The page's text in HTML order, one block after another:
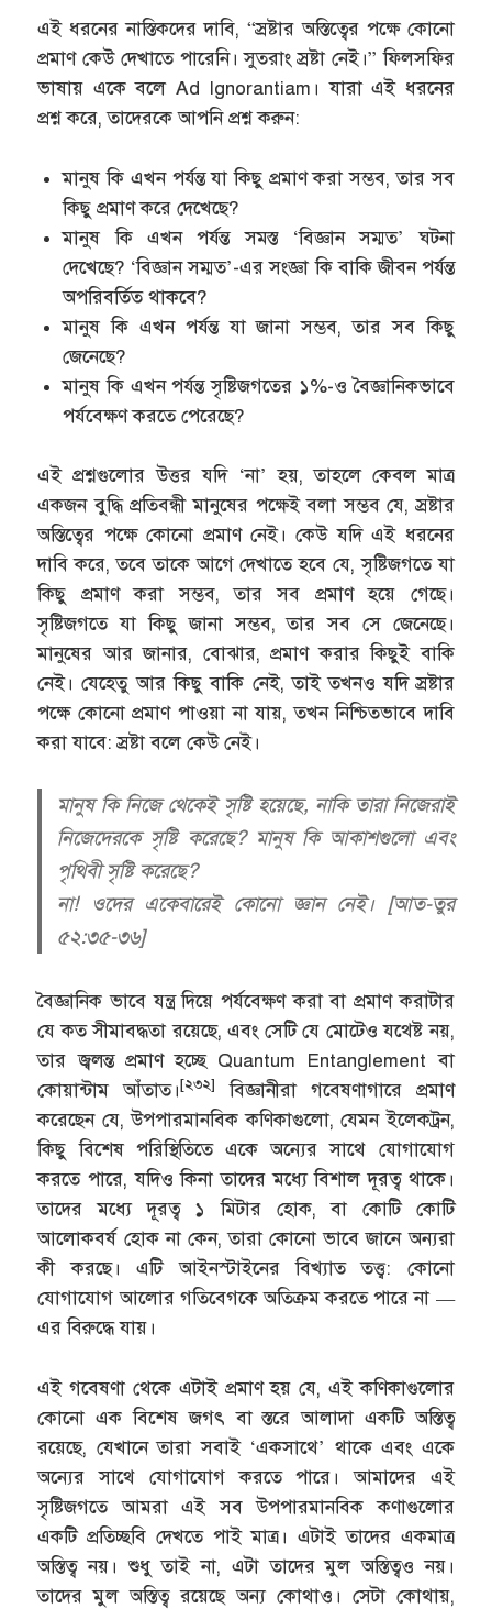
এই ধরনের নাস্তিকদের দাবি, “স্রষ্টার অস্তিত্বের পক্ষে কোনো
প্রমাণ কেউ দেখাতে পারেনি। সুতরাং স্রষ্টা নেই।” ফিলসফির
ভাষায় একে বলে Ad Ignorantiam। যারা এই ধরনের
প্রশ্ন করে, তাদেরকে আপনি প্রশ্ন করুন:
মানুষ কি এখন পর্যন্ত যা কিছু প্রমাণ করা সম্ভব, তার সব
কিছু প্রমাণ করে দেখেছে?
মানুষ কি এখন পর্যন্ত সমস্ত ‘বিজ্ঞান সম্মত’ ঘটনা
দেখেছে? ‘বিজ্ঞান সম্মত’-এর সংজ্ঞা কি বাকি জীবন পর্যন্ত
অপরিবর্তিত থাকবে?
মানুষ কি এখন পর্যন্ত যা জানা সম্ভব, তার সব কিছু
জেনেছে?
মানুষ কি এখন পর্যন্ত সৃষ্টিজগতের ১%-ও বৈজ্ঞানিকভাবে
পর্যবেক্ষণ করতে পেরেছে?
এই প্রশ্নগুলোর উত্তর যদি ‘না’ হয়, তাহলে কেবল মাত্র
একজন বুদ্ধি প্রতিবন্ধী মানুষের পক্ষেই বলা সম্ভব যে, স্রষ্টার
অস্তিত্বের পক্ষে কোনো প্রমাণ নেই। কেউ যদি এই ধরনের
দাবি করে, তবে তাকে আগে দেখাতে হবে যে, সৃষ্টিজগতে যা
কিছু প্রমাণ করা সম্ভব, তার সব প্রমাণ হয়ে গেছে।
সৃষ্টিজগতে যা কিছু জানা সম্ভব, তার সব সে জেনেছে।
মানুষের আর জানার, বোঝার, প্রমাণ করার কিছুই বাকি
নেই। যেহেতু আর কিছু বাকি নেই, তাই তখনও যদি স্রষ্টার
পক্ষে কোনো প্রমাণ পাওয়া না যায়, তখন নিশ্চিতভাবে দাবি
করা যাবে: স্রষ্টা বলে কেউ নেই।
মানুষ কি নিজে থেকেই সৃষ্টি হয়েছে, নাকি তারা নিজেরাই
নিজেদেরকে সৃষ্টি করেছে? মানুষ কি আকাশগুলো এবং
পৃথিবী সৃষ্টি করেছে?
না! ওদের একেবারেই কোনো জ্ঞান নেই। [আত-তুর
৫২:৩৫-৩৬]
বৈজ্ঞানিক ভাবে যন্ত্র দিয়ে পর্যবেক্ষণ করা বা প্রমাণ করাটার
যে কত সীমাবদ্ধতা রয়েছে, এবং সেটি যে মোটেও যথেষ্ট নয়,
তার জ্বলন্ত প্রমাণ হচ্ছে Quantum Entanglement বা
কোয়ান্টাম আঁতাত।[২৩২]
বিজ্ঞানীরা গবেষণাগারে প্রমাণ
করেছেন যে, উপপারমানবিক কণিকাগুলো, যেমন ইলেকট্রন,
কিছু বিশেষ পরিস্থিতিতে একে অন্যের সাথে যোগাযোগ
করতে পারে, যদিও কিনা তাদের মধ্যে বিশাল দূরত্ব থাকে।
তাদের মধ্যে দূরত্ব ১ মিটার হোক, বা কোটি কোটি
আলোকবর্ষ হোক না কেন, তারা কোনো ভাবে জানে অন্যরা
কী করছে। এটি আইনস্টাইনের বিখ্যাত তত্ত্ব: কোনো
যোগাযোগ আলোর গতিবেগকে অতিক্রম করতে পারে না —
এর বিরুদ্ধে যায়।
এই গবেষণা থেকে এটাই প্রমাণ হয় যে, এই কণিকাগুলোর
কোনো এক বিশেষ জগৎ বা স্তরে আলাদা একটি অস্তিত্ব
রয়েছে, যেখানে তারা সবাই ‘একসাথে’ থাকে এবং একে
অন্যের সাথে যোগাযোগ করতে পারে। আমাদের এই
সৃষ্টিজগতে আমরা এই সব উপপারমানবিক কণাগুলোর
একটি প্রতিচ্ছবি দেখতে পাই মাত্র। এটাই তাদের একমাত্র
অস্তিত্ব নয়। শুধু তাই না, এটা তাদের মুল অস্তিত্বও নয়।
তাদের মুল অস্তিত্ব রয়েছে অন্য কোথাও। সেটা কোথায়,